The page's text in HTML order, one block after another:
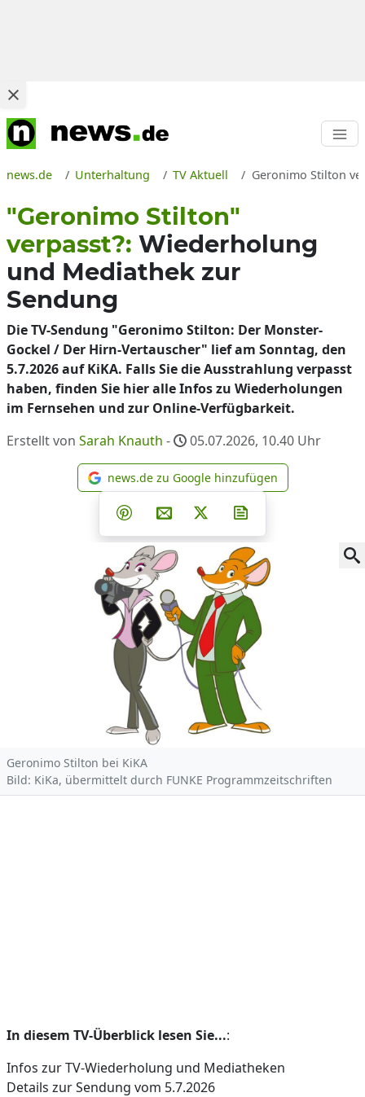
news.de Unterhaltung TV Aktuell Geronimo Stilton
"Geronimo Stilton"
verpasst?: Wiederholung
und Mediathek zur
Sendung
Die TV-Sendung "Geronimo Stilton: Der Monster-
Gockel / Der Hirn-Vertauscher" lief am Sonntag, den
5.7.2026 auf KiKA. Falls Sie die Ausstrahlung verpasst
haben, finden Sie hier alle Infos zu Wiederholungen
im Fernsehen und zur Online-Verfügbarkeit.
Erstellt von Sarah Knauth - 05.07.2026, 10.40 Uhr
news.de zu Google
news.de zu Google hinzufügen
Teilen auf Facebook
Teilen auf Whatsapp
Teilen auf Telegram
Teilen auf Pinterest
Per E-Mail teilen
Post auf X
Geronimo Stilton bei KiKA
Bild: KiKa, übermittelt durch FUNKE Programmzeitschriften
In diesem TV-Überblick lesen Sie...:
Infos zur TV-Wiederholung und Mediatheken
Details zur Sendung vom 5.7.2026